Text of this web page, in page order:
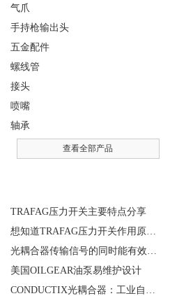
气爪
手持枪输出头
五金配件
螺线管
接头
喷嘴
轴承
查看全部产品
TRAFAG压力开关主要特点分享
想知道TRAFAG压力开关作用原理，那就看本文
光耦合器传输信号的同时能有效抑制尖脉冲机各种杂讯干扰
美国OILGEAR油泵易维护设计
CONDUCTIX光耦合器：工业自动化的“安全信使”